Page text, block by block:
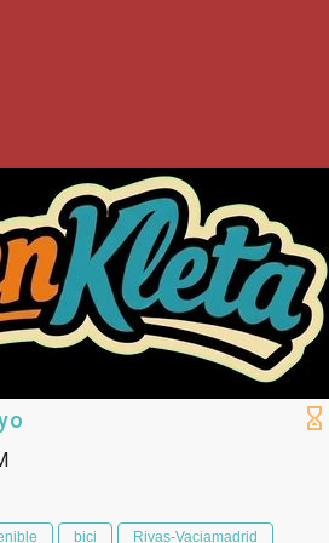
bici Rivas-Vaciamadrid